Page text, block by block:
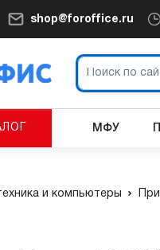
shop@foroffice.ru
МФУ
и компьютеры